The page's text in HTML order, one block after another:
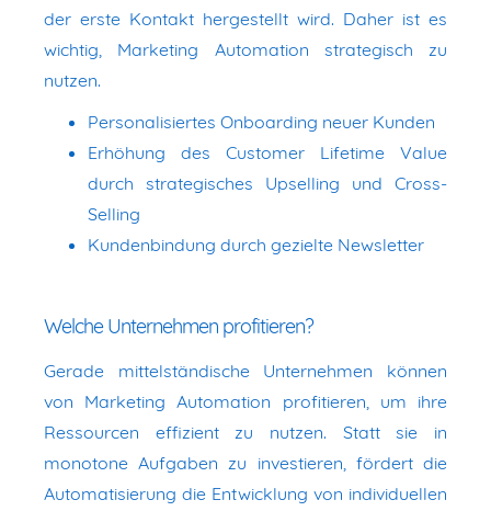
der erste Kontakt hergestellt wird. Daher ist es
wichtig, Marketing Automation strategisch zu
nutzen.
Personalisiertes Onboarding neuer Kunden
Erhöhung des Customer Lifetime Value
durch strategisches Upselling und Cross-
Selling
Kundenbindung durch gezielte Newsletter
Welche Unternehmen profitieren?
Gerade mittelständische Unternehmen können
von Marketing Automation profitieren, um ihre
Ressourcen effizient zu nutzen. Statt sie in
monotone Aufgaben zu investieren, fördert die
Automatisierung die Entwicklung von individuellen